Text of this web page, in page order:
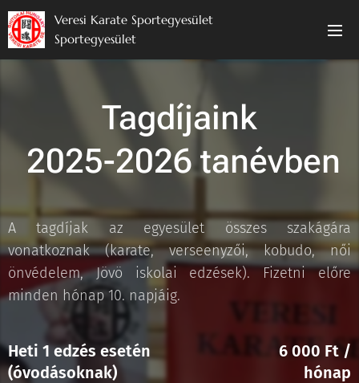
Veresi Karate Sportegyesület
Sportegyesület
Tagdíjaink
2025-2026 tanévben
A tagdíjak az egyesület összes szakágára
vonatkoznak (karate, verseenyzői, kobudo, női
önvédelem, Jövö iskolai edzések). Fizetni előre
minden hónap 10. napjáig.
Heti 1 edzés esetén
(óvodásoknak)
6 000 Ft /
hónap